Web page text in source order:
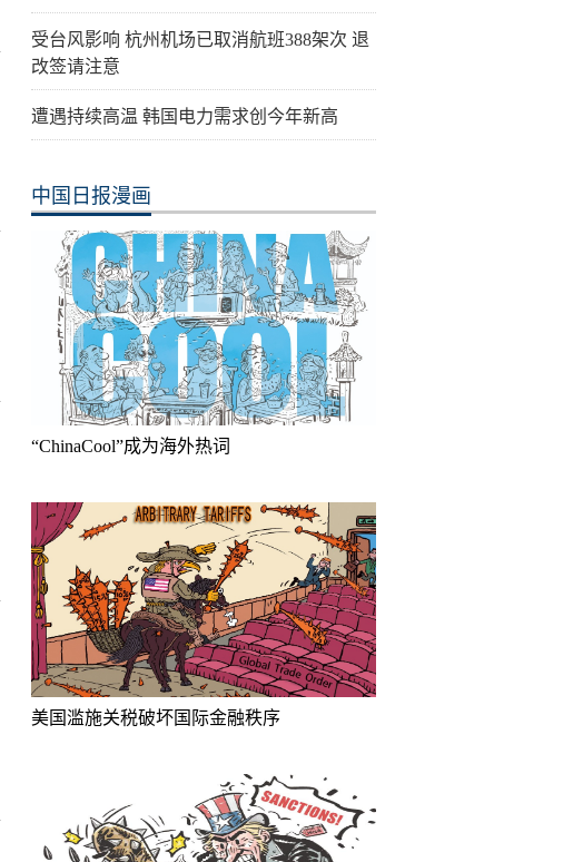
受台风影响 杭州机场已取消航班388架次 退
改签请注意
遭遇持续高温 韩国电力需求创今年新高
中国日报漫画
“ChinaCool”成为海外热词
美国滥施关税破坏国际金融秩序